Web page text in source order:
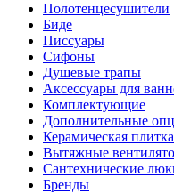
Полотенцесушители
Биде
Писсуары
Сифоны
Душевые трапы
Аксессуары для
Комплектующие
Дополнительные
Керамическая плитка
Вытяжные
Сантехнические
Бренды